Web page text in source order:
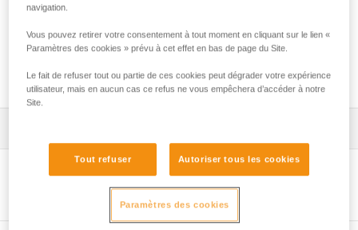
Installation du ZIGZAG en SRS pour l’accès
et le travail dans l’arbre
navigation.
Vous pouvez retirer votre consentement à tout moment en cliquant sur le lien «
Paramètres des cookies » prévu à cet effet en bas de page du Site.
Le fait de refuser tout ou partie de ces cookies peut dégrader votre expérience
utilisateur, mais en aucun cas ce refus ne vous empêchera d’accéder à notre
Site.
Tout refuser Autoriser tous les cookies
Paramètres des cookies